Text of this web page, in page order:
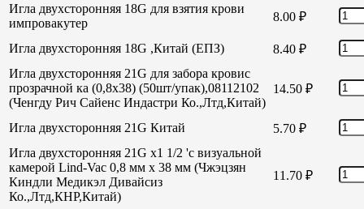
Игла двухсторонняя 18G для взятия крови
импровакутер
8.00 ₽
Игла двухсторонняя 18G ,Китай (ЕПЗ) 8.40 ₽
Игла двухсторонняя 21G для забора кровис
прозрачной ка (0,8х38) (50шт/упак),08112102
(Ченгду Рич Сайенс Индастри Ко.,Лтд,Китай)
14.50 ₽
Игла двухсторонняя 21G Китай 5.70 ₽
Игла двухсторонняя 21G х1 1/2 'с визуальной
камерой Lind-Vac 0,8 мм х 38 мм (Чжэцзян
Киндли Медикэл Дивайсиз
Ко.,Лтд,КНР,Китай)
11.70 ₽